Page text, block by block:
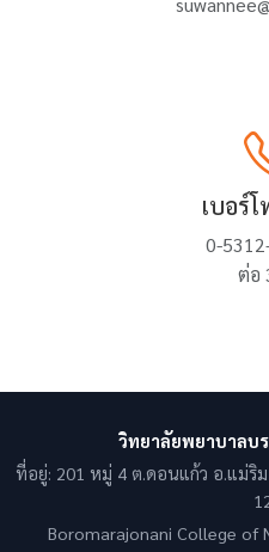
เบอร์
0-
ต่อ
วิทยาลัยพยาบาลบ
ที่อยู่: 201 หมู่ 4 ต.ดอนแก้ว อ.แม่ริม
Boromarajonani College of